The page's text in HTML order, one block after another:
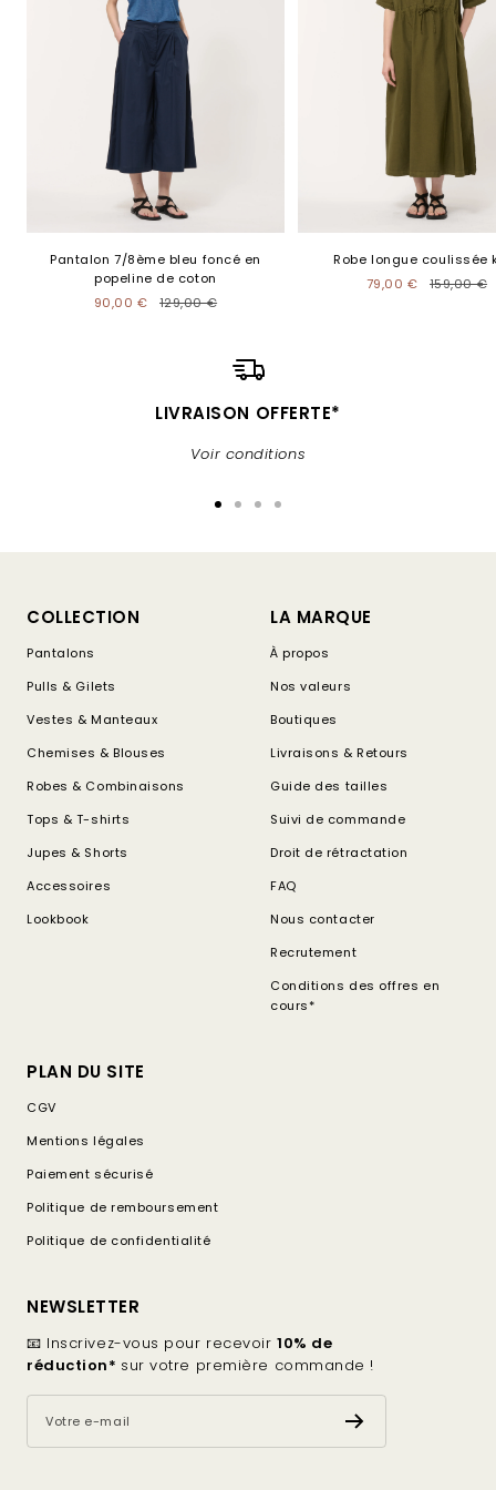
Pantalon 7/8ème bleu foncé en
popeline de coton
90,00 €
129,00 €
Robe longue coulissée
79,00 €
159,00 €
LIVRAISON OFFERTE*
Voir conditions
Aller
slide
Aller
slide
Aller
slide
Aller
slide
COLLECTION
Pantalons
Pulls & Gilets
Vestes & Manteaux
Chemises & Blouses
Robes & Combinaisons
Tops & T-shirts
Jupes & Shorts
Accessoires
Lookbook
LA MARQUE
À propos
Nos valeurs
Boutiques
Livraisons & Retours
Guide des tailles
Suivi de commande
Droit de rétractation
FAQ
Nous contacter
Recrutement
Conditions des offres en
cours*
PLAN DU SITE
CGV
Mentions légales
Paiement sécurisé
Politique de remboursement
Politique de confidentialité
NEWSLETTER
📧 Inscrivez-vous pour recevoir10% de
réduction* sur votre première commande !
Votre e-mail